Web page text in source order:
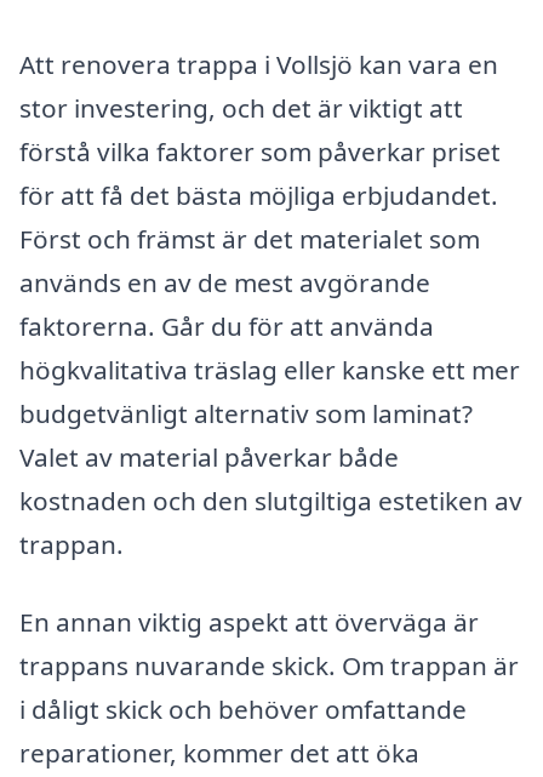
Att renovera trappa i Vollsjö kan vara en
stor investering, och det är viktigt att
förstå vilka faktorer som påverkar priset
för att få det bästa möjliga erbjudandet.
Först och främst är det materialet som
används en av de mest avgörande
faktorerna. Går du för att använda
högkvalitativa träslag eller kanske ett mer
budgetvänligt alternativ som laminat?
Valet av material påverkar både
kostnaden och den slutgiltiga estetiken av
trappan.
En annan viktig aspekt att överväga är
trappans nuvarande skick. Om trappan är
i dåligt skick och behöver omfattande
reparationer, kommer det att öka